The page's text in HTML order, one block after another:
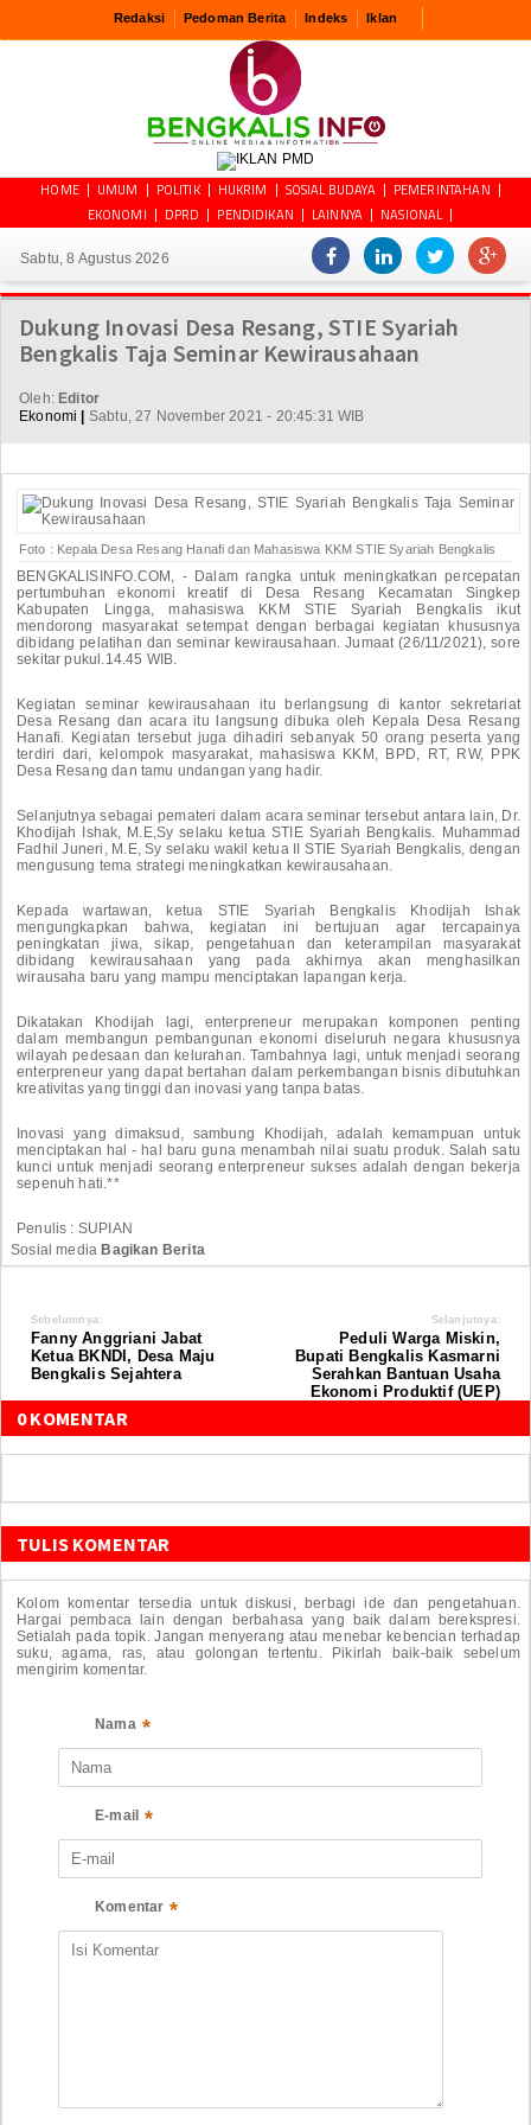
Redaksi Pedoman Berita Indeks Iklan
HOME UMUM POLITIK HUKRIM SOSIAL BUDAYA
PEMERINTAHAN
EKONOMI
DPRD PENDIDIKAN LAINNYA NASIONAL
Sabtu, 8 Agustus 2026
Dukung Inovasi Desa Resang, STIE Syariah
Bengkalis Taja Seminar Kewirausahaan
Oleh: Editor
Ekonomi
Sabtu, 27 November 2021 - 20:45:31 WIB
Foto : Kepala Desa Resang Hanafi dan Mahasiswa KKM STIE Syariah Bengkalis
BENGKALISINFO.COM, - Dalam rangka untuk meningkatkan percepatan
pertumbuhan ekonomi kreatif di Desa Resang Kecamatan Singkep
Kabupaten Lingga, mahasiswa KKM STIE Syariah Bengkalis ikut
mendorong masyarakat setempat dengan berbagai kegiatan khususnya
dibidang pelatihan dan seminar kewirausahaan. Jumaat (26/11/2021), sore
sekitar pukul.14.45 WIB.
Kegiatan seminar kewirausahaan itu berlangsung di kantor sekretariat
Desa Resang dan acara itu langsung dibuka oleh Kepala Desa Resang
Hanafi. Kegiatan tersebut juga dihadiri sebanyak 50 orang peserta yang
terdiri dari, kelompok masyarakat, mahasiswa KKM, BPD, RT, RW, PPK
Desa Resang dan tamu undangan yang hadir.
Selanjutnya sebagai pemateri dalam acara seminar tersebut antara lain, Dr.
Khodijah Ishak, M.E,Sy selaku ketua STIE Syariah Bengkalis. Muhammad
Fadhil Juneri, M.E, Sy selaku wakil ketua II STIE Syariah Bengkalis, dengan
mengusung tema strategi meningkatkan kewirausahaan.
Kepada wartawan, ketua STIE Syariah Bengkalis Khodijah Ishak
mengungkapkan bahwa, kegiatan ini bertujuan agar tercapainya
peningkatan jiwa, sikap, pengetahuan dan keterampilan masyarakat
dibidang kewirausahaan yang pada akhirnya akan menghasilkan
wirausaha baru yang mampu menciptakan lapangan kerja.
Dikatakan Khodijah lagi, enterpreneur merupakan komponen penting
dalam membangun pembangunan ekonomi diseluruh negara khususnya
wilayah pedesaan dan kelurahan. Tambahnya lagi, untuk menjadi seorang
enterpreneur yang dapat bertahan dalam perkembangan bisnis dibutuhkan
kreativitas yang tinggi dan inovasi yang tanpa batas.
Inovasi yang dimaksud, sambung Khodijah, adalah kemampuan untuk
menciptakan hal - hal baru guna menambah nilai suatu produk. Salah satu
kunci untuk menjadi seorang enterpreneur sukses adalah dengan bekerja
sepenuh hati.**
Penulis : SUPIAN
Sosial media Bagikan Berita
Sebelumnya:
Fanny Anggriani Jabat
Ketua BKNDI, Desa Maju
Bengkalis Sejahtera
Selanjutnya:
Peduli Warga Miskin,
Bupati Bengkalis Kasmarni
Serahkan Bantuan Usaha
Ekonomi Produktif (UEP)
0 KOMENTAR
TULIS KOMENTAR
Kolom komentar tersedia untuk diskusi, berbagi ide dan pengetahuan.
Hargai pembaca lain dengan berbahasa yang baik dalam berekspresi.
Setialah pada topik. Jangan menyerang atau menebar kebencian terhadap
suku, agama, ras, atau golongan tertentu. Pikirlah baik-baik sebelum
mengirim komentar.
Nama *
E-mail *
Komentar *